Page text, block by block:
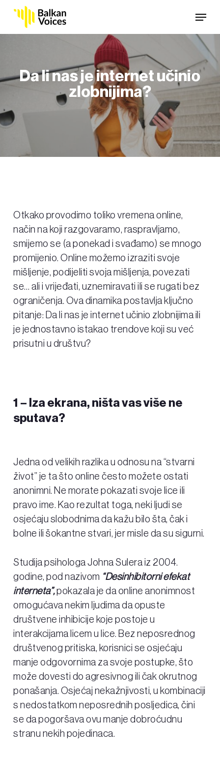
Skip
main
Menu
Da li nas je internet učinio
zlobnijima?
Otkako provodimo toliko vremena online,
način na koji razgovaramo, raspravljamo,
smijemo se (a ponekad i svađamo) se mnogo
promijenio. Online možemo izraziti svoje
mišljenje, podijeliti svoja mišljenja, povezati
se… ali i vrijeđati, uznemiravati ili se rugati bez
ograničenja. Ova dinamika postavlja ključno
pitanje: Da li nas je internet učinio zlobnijima ili
je jednostavno istakao trendove koji su već
prisutni u društvu?
1 – Iza ekrana, ništa vas više ne
sputava?
Jedna od velikih razlika u odnosu na “stvarni
život” je ta što online često možete ostati
anonimni. Ne morate pokazati svoje lice ili
pravo ime. Kao rezultat toga, neki ljudi se
osjećaju slobodnima da kažu bilo šta, čak i
bolne ili šokantne stvari, jer misle da su sigurni.
Studija psihologa Johna Sulera iz 2004.
godine, pod nazivom “Desinhibitorni efekat
interneta”,pokazala je da online anonimnost
omogućava nekim ljudima da opuste
društvene inhibicije koje postoje u
interakcijama licem u lice. Bez neposrednog
društvenog pritiska, korisnici se osjećaju
manje odgovornima za svoje postupke, što
može dovesti do agresivnog ili čak okrutnog
ponašanja. Osjećaj nekažnjivosti, u kombinaciji
s nedostatkom neposrednih posljedica, čini
se da pogoršava ovu manje dobroćudnu
stranu nekih pojedinaca.